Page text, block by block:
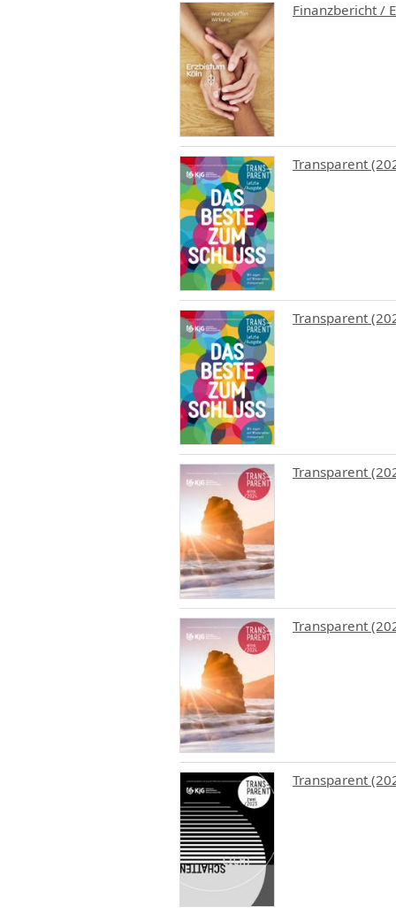
Finanzbericht /
Transparent
Transparent
Transparent
Transparent
Transparent